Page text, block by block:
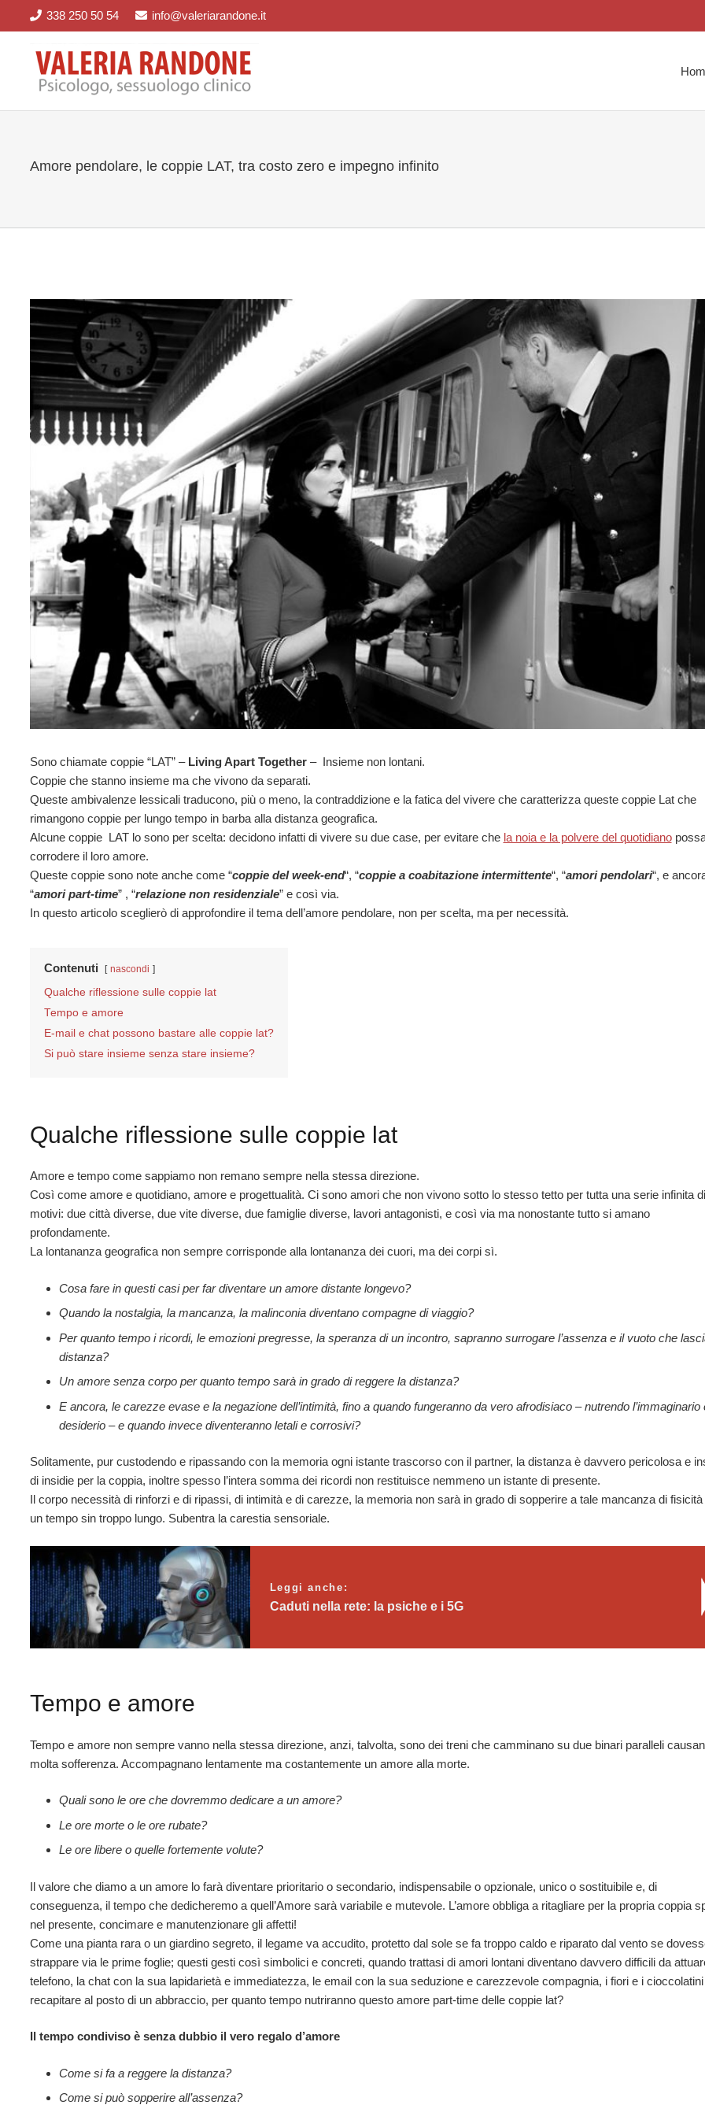
338 250 50 54 info@valeriarandone.it
Amore pendolare, le coppie LAT, tra costo zero e impegno infinito
Sono chiamate coppie “LAT” – Living Apart Together– Insieme non lontani.
Coppie che stanno insieme ma che vivono da separati.
Queste ambivalenze lessicali traducono, più o meno, la contraddizione e la fatica del vivere che caratterizza queste coppie Lat che
rimangono coppie per lungo tempo in barba alla distanza geografica.
Alcune coppie LAT lo sono per scelta: decidono infatti di vivere su due case, per evitare che la noia e la polvere del quotidiano
corrodere il loro amore.
Queste coppie sono note anche come “coppie del week-end“, “coppie a coabitazione intermittente“, “amori pendolari“, e
“amori part-time” , “relazione non residenziale” e così via.
In questo articolo sceglierò di approfondire il tema dell’amore pendolare, non per scelta, ma per necessità.
Contenuti nascondi
Qualche riflessione sulle coppie lat
Tempo e amore
E-mail e chat possono bastare alle coppie lat?
Si può stare insieme senza stare insieme?
Qualche riflessione sulle coppie lat
Amore e tempo come sappiamo non remano sempre nella stessa direzione.
Così come amore e quotidiano, amore e progettualità. Ci sono amori che non vivono sotto lo stesso tetto per tutta una serie infinita di
motivi: due città diverse, due vite diverse, due famiglie diverse, lavori antagonisti, e così via ma nonostante tutto si amano
profondamente.
La lontananza geografica non sempre corrisponde alla lontananza dei cuori, ma dei corpi sì.
Cosa fare in questi casi per far diventare un amore distante longevo?
Quando la nostalgia, la mancanza, la malinconia diventano compagne di viaggio?
Per quanto tempo i ricordi, le emozioni pregresse, la speranza di un incontro, sapranno surrogare l’assenza e il vuoto che
distanza?
Un amore senza corpo per quanto tempo sarà in grado di reggere la distanza?
E ancora, le carezze evase e la negazione dell’intimità, fino a quando fungeranno da vero afrodisiaco – nutrendo l’immaginario
desiderio – e quando invece diventeranno letali e corrosivi?
Solitamente, pur custodendo e ripassando con la memoria ogni istante trascorso con il partner, la distanza è davvero pericolosa e
di insidie per la coppia, inoltre spesso l’intera somma dei ricordi non restituisce nemmeno un istante di presente.
Il corpo necessità di rinforzi e di ripassi, di intimità e di carezze, la memoria non sarà in grado di sopperire a tale mancanza di fisicità
un tempo sin troppo lungo. Subentra la carestia sensoriale.
Leggi anche:
Caduti nella rete: la psiche e i 5G
Tempo e amore
Tempo e amore non sempre vanno nella stessa direzione, anzi, talvolta, sono dei treni che camminano su due binari paralleli
molta sofferenza. Accompagnano lentamente ma costantemente un amore alla morte.
Quali sono le ore che dovremmo dedicare a un amore?
Le ore morte o le ore rubate?
Le ore libere o quelle fortemente volute?
Il valore che diamo a un amore lo farà diventare prioritario o secondario, indispensabile o opzionale, unico o sostituibile e, di
conseguenza, il tempo che dedicheremo a quell’Amore sarà variabile e mutevole. L’amore obbliga a ritagliare per la propria coppia
nel presente, concimare e manutenzionare gli affetti!
Come una pianta rara o un giardino segreto, il legame va accudito, protetto dal sole se fa troppo caldo e riparato dal vento se
strappare via le prime foglie; questi gesti così simbolici e concreti, quando trattasi di amori lontani diventano davvero difficili da
telefono, la chat con la sua lapidarietà e immediatezza, le email con la sua seduzione e carezzevole compagnia, i fiori e i cioccolatini
recapitare al posto di un abbraccio, per quanto tempo nutriranno questo amore part-time delle coppie lat?
Il tempo condiviso è senza dubbio il vero regalo d’amore
Come si fa a reggere la distanza?
Come si può sopperire all’assenza?
Da oggi è possibile chiedere una